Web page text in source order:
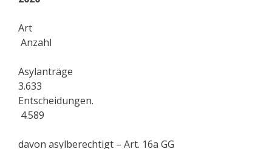
Art
Anzahl
Asylanträge
3.633
Entscheidungen.
4.589
davon asylberechtigt – Art. 16a GG